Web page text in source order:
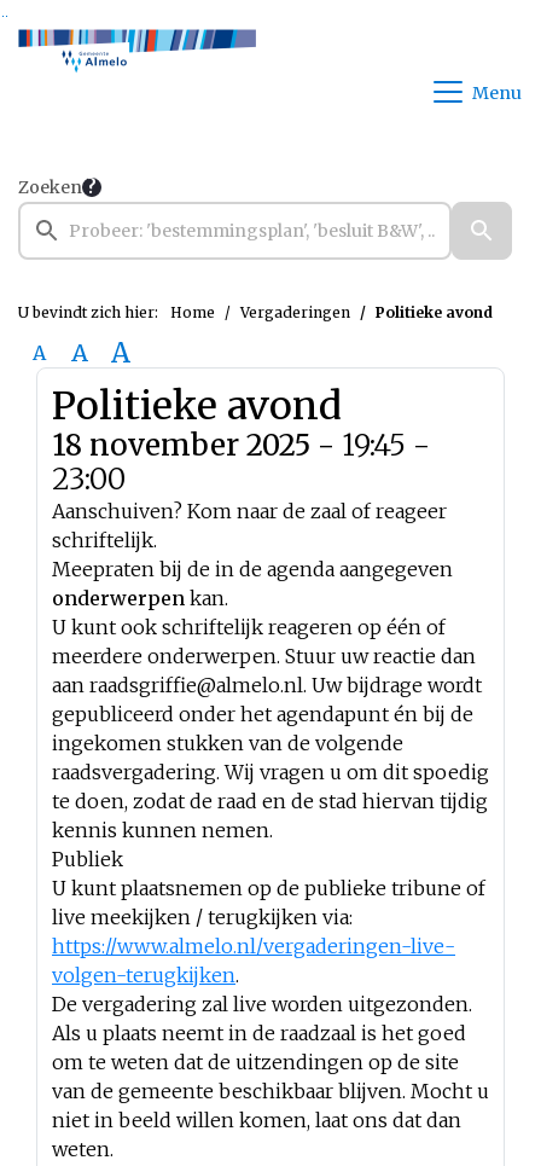
Ga naar de inhoud van deze pagina
Ga naar het zoeken
Ga naar het menu
Menu
Zoeken
U bevindt zich hier: Home Vergaderingen Politieke avond
A A A
Politieke avond
18 november 2025 - 19:45 -
23:00
Aanschuiven? Kom naar de zaal of reageer
schriftelijk.
Meepraten bij de in de agenda aangegeven
onderwerpen kan.
U kunt ook schriftelijk reageren op één of
meerdere onderwerpen. Stuur uw reactie dan
aan raadsgriffie@almelo.nl. Uw bijdrage wordt
gepubliceerd onder het agendapunt én bij de
ingekomen stukken van de volgende
raadsvergadering. Wij vragen u om dit spoedig
te doen, zodat de raad en de stad hiervan tijdig
kennis kunnen nemen.
Publiek
U kunt plaatsnemen op de publieke tribune of
live meekijken / terugkijken via:
https://www.almelo.nl/vergaderingen-live-
volgen-terugkijken.
De vergadering zal live worden uitgezonden.
Als u plaats neemt in de raadzaal is het goed
om te weten dat de uitzendingen op de site
van de gemeente beschikbaar blijven. Mocht u
niet in beeld willen komen, laat ons dat dan
weten.